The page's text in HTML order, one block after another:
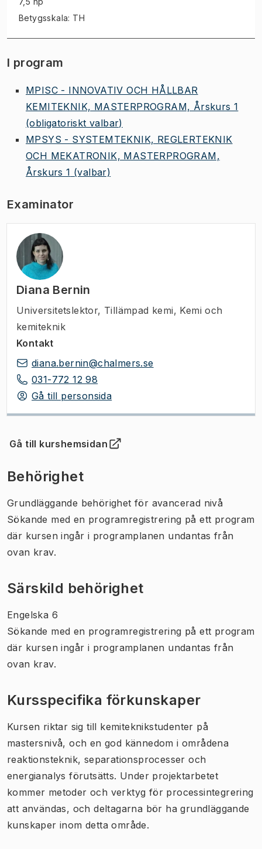
Betygsskala: TH
I program
MPISC - INNOVATIV OCH HÅLLBAR
KEMITEKNIK, MASTERPROGRAM, Årskurs 1
(obligatoriskt valbar)
MPSYS - SYSTEMTEKNIK, REGLERTEKNIK
OCH MEKATRONIK, MASTERPROGRAM,
Årskurs 1 (valbar)
Examinator
Diana Bernin
Universitetslektor, Tillämpad kemi, Kemi och
kemiteknik
Kontakt
diana.bernin@chalmers.se
031-772 12 98
Gå till personsida
Gå till kurshemsidan
(Öppnas i ny flik)
Behörighet
Grundläggande behörighet för avancerad nivå
Sökande med en programregistrering på ett program
där kursen ingår i programplanen undantas från
ovan krav.
Särskild behörighet
Engelska 6
Sökande med en programregistrering på ett program
där kursen ingår i programplanen undantas från
ovan krav.
Kursspecifika förkunskaper
Kursen riktar sig till kemiteknikstudenter på
mastersnivå, och en god kännedom i områdena
reaktionsteknik, separationsprocesser och
energianalys förutsätts. Under projektarbetet
kommer metoder och verktyg för processintegrering
att användas, och deltagarna bör ha grundläggande
kunskaper inom detta område.